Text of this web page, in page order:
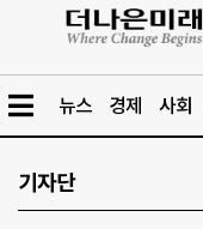
뉴스 경제 사회
기자단